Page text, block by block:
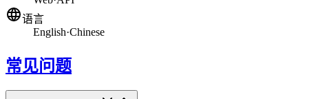
语言
English·Chinese
常见问题